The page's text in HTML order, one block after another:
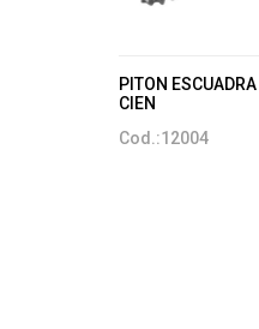
PITON
CIEN
Cod.:12004